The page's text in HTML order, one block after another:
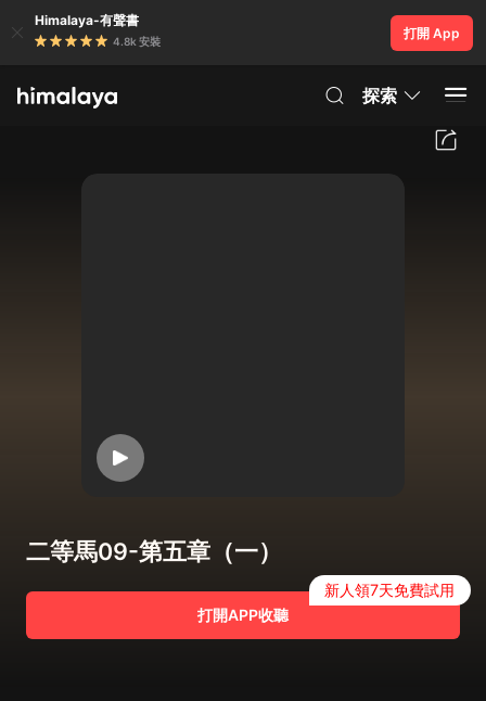
Himalaya-有聲書
4.8k 安裝
打開 App
探索
二等馬09-第五章（一）
打開APP收聽
新人領7天免費試用